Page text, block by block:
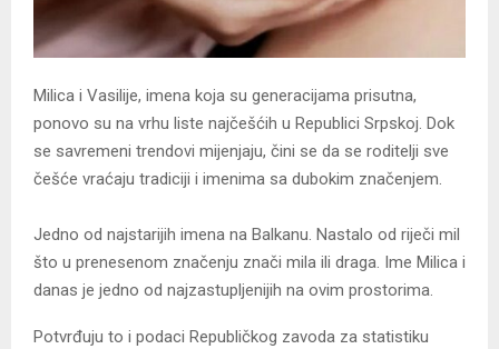
Milica i Vasilije, imena koja su generacijama prisutna,
ponovo su na vrhu liste najčešćih u Republici Srpskoj. Dok
se savremeni trendovi mijenjaju, čini se da se roditelji sve
češće vraćaju tradiciji i imenima sa dubokim značenjem.
Јedno od najstarijih imena na Balkanu. Nastalo od riječi mil
što u prenesenom značenju znači mila ili draga. Ime Milica i
danas je jedno od najzastupljenijih na ovim prostorima.
Potvrđuju to i podaci Republičkog zavoda za statistiku